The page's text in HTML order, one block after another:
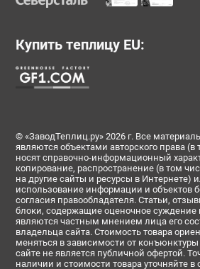
Купить теплицу EU:
© «ЗаводТеплиц.ру» 2026 г. Все
являются объектами авторского права
носят справочно-информационный
копирование, распространение (в том
на другие сайты и ресурсы в Интернете)
использование информации и объектов
согласия правообладателя. Статьи,
блоки, содержащие оценочное суждение
являются частным мнением лица его
владельца сайта. Стоимость товара
меняться в зависимости от
сайте не является публичной офертой.
наличии и стоимости товара уточняйте